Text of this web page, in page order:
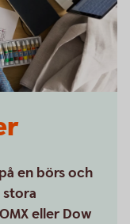
en börs och
stora
eller Dow